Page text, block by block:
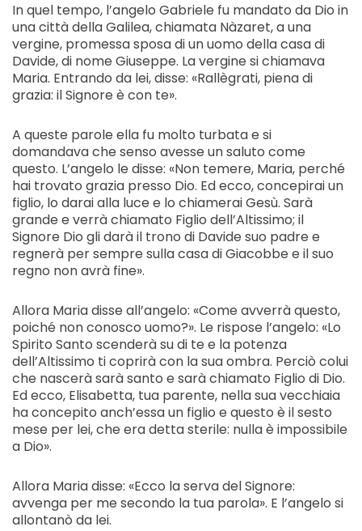
In quel tempo, l’angelo Gabriele fu mandato da Dio in
una città della Galilea, chiamata Nàzaret, a una
vergine, promessa sposa di un uomo della casa di
Davide, di nome Giuseppe. La vergine si chiamava
Maria. Entrando da lei, disse: «Rallègrati, piena di
grazia: il Signore è con te».
A queste parole ella fu molto turbata e si
domandava che senso avesse un saluto come
questo. L’angelo le disse: «Non temere, Maria, perché
hai trovato grazia presso Dio. Ed ecco, concepirai un
figlio, lo darai alla luce e lo chiamerai Gesù. Sarà
grande e verrà chiamato Figlio dell’Altissimo; il
Signore Dio gli darà il trono di Davide suo padre e
regnerà per sempre sulla casa di Giacobbe e il suo
regno non avrà fine».
Allora Maria disse all’angelo: «Come avverrà questo,
poiché non conosco uomo?». Le rispose l’angelo: «Lo
Spirito Santo scenderà su di te e la potenza
dell’Altissimo ti coprirà con la sua ombra. Perciò colui
che nascerà sarà santo e sarà chiamato Figlio di Dio.
Ed ecco, Elisabetta, tua parente, nella sua vecchiaia
ha concepito anch’essa un figlio e questo è il sesto
mese per lei, che era detta sterile: nulla è impossibile
a Dio».
Allora Maria disse: «Ecco la serva del Signore:
avvenga per me secondo la tua parola». E l’angelo si
allontanò da lei.